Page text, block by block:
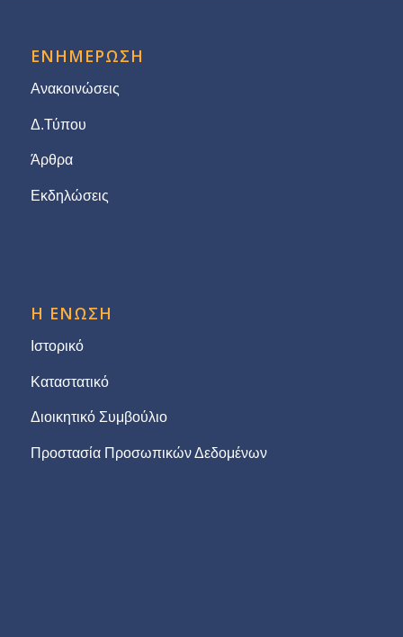
ΕΝΗΜΕΡΩΣΗ
Ανακοινώσεις
Δ.Τύπου
Άρθρα
Εκδηλώσεις
Η ΕΝΩΣΗ
Ιστορικό
Καταστατικό
Διοικητικό Συμβούλιο
Προστασία Προσωπικών Δεδομένων